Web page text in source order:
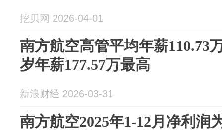
挖贝网 2026-04-01
南方航空高管平均年薪110.73
岁年薪177.57万最高
新浪财经 2026-03-31
南方航空2025年1-12月净利润